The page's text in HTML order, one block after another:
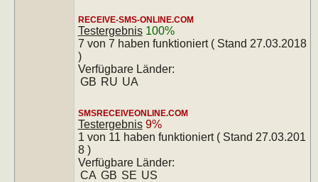
RECEIVE-SMS-ONLINE.COM
Testergebnis 100%
7 von 7 haben funktioniert ( Stand 27.03.2018
)
Verfügbare Länder:
GB RU UA
SMSRECEIVEONLINE.COM
Testergebnis 9%
1 von 11 haben funktioniert ( Stand 27.03.201
8 )
Verfügbare Länder:
CA GB SE US